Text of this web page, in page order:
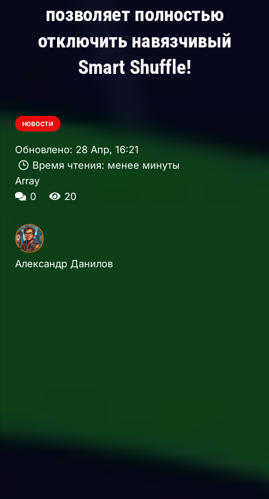
позволяет полностью
отключить навязчивый
Smart Shuffle!
НОВОСТИ
Обновлено: 28 Апр, 16:21
Время чтения: менее минуты
Array
0
20
Александр Данилов